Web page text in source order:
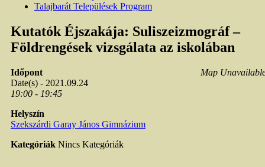
Talajbarát Települések Program
Kutatók Éjszakája: Suliszeizmográf –
Földrengések vizsgálata az iskolában
Map
Időpont
Date(s) - 2021.09.24
19:00 - 19:45
Helyszín
Szekszárdi Garay János Gimnázium
Kategóriák Nincs Kategóriák